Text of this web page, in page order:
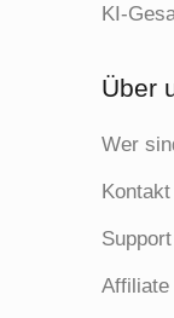
KI-
Über
Wer
Kontakt
Support
Affiliate